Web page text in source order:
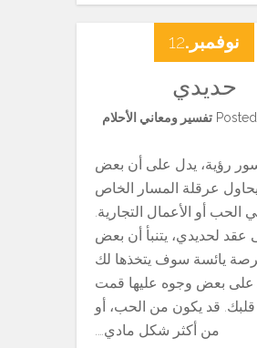
حديدي
تفسير ومعاني الأحلام
رؤية، يدل على أن بعض
عرقلة المسار الخاص
الحب أو الأعمال التجارية.
عقد لحديدي، يتنبأ أن بعض
يائسة سوف يتخذها لك
بعض وجوه عليها قمت
قلبك. قد يكون من الحب، أو
من أكثر شكل مادي….
نوفمبر.12